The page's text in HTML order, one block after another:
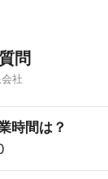
問
社
時間は？